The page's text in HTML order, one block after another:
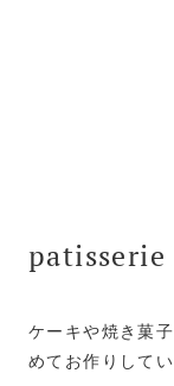
patisserie
ケーキや焼き菓
めてお作りしてい